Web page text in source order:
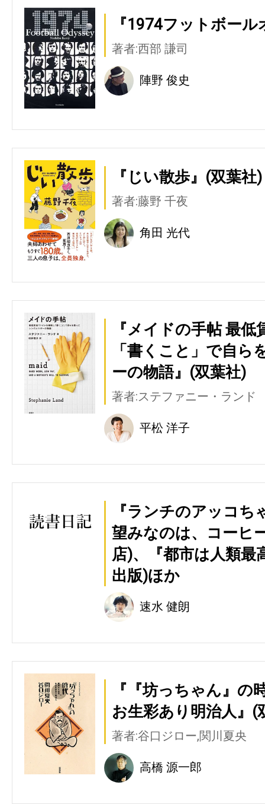
『1974フットボー
著者:西部 謙司
陣野 俊史
『じい散歩』(双葉社)
著者:藤野 千夜
角田 光代
『メイドの手帖 最
「書くこと」で自
ーの物語』(双葉社)
著者:ステファニー・ランド
平松 洋子
『ランチのアッコち
望みなのは、コーヒ
店)、『都市は人類最
出版)ほか
速水 健朗
『『坊っちゃん』
お生彩あり明治人』(
著者:谷口ジロー,関川夏央
高橋 源一郎